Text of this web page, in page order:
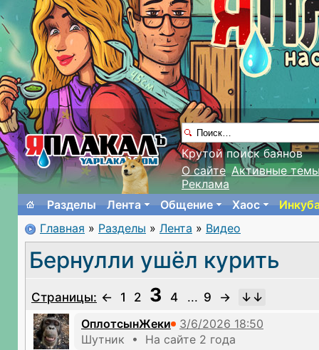
Крутой поиск баянов
О сайте Активные
Реклама
Разделы
Лента Общение Хаос
Главная » Разделы » Лента » Видео
Бернулли ушёл курить
Страницы: ← 1 2 3 4 ... 9
→
ОплотсынЖеки
Шутник • На сайте 2 года